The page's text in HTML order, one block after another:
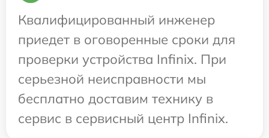
Квалифицированный инженер
приедет в оговоренные сроки для
проверки устройства Infinix. При
серьезной неисправности мы
бесплатно доставим технику в
сервис в сервисный центр Infinix.